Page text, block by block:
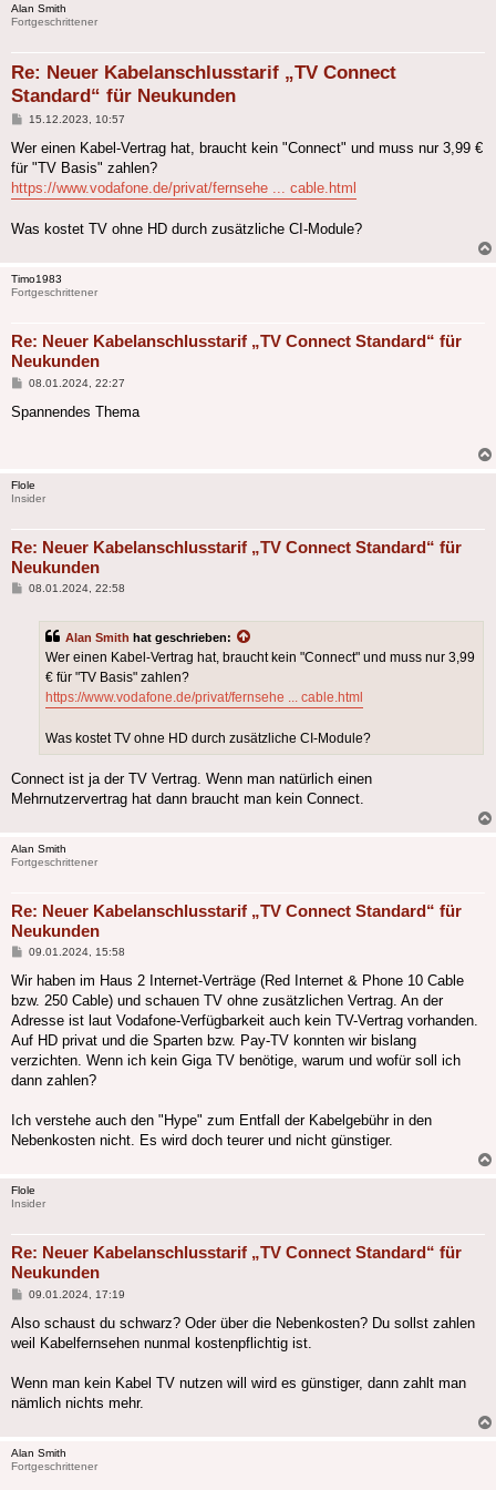
Alan Smith
Fortgeschrittener
Re: Neuer Kabelanschlusstarif „TV Connect
Standard“ für Neukunden
Beitrag
15.12.2023, 10:57
Wer einen Kabel-Vertrag hat, braucht kein "Connect" und muss nur 3,99 €
für "TV Basis" zahlen?
https://www.vodafone.de/privat/fernsehe ... cable.html
Was kostet TV ohne HD durch zusätzliche CI-Module?
Timo1983
Fortgeschrittener
Re: Neuer Kabelanschlusstarif „TV Connect Standard“ für
Neukunden
Beitrag
08.01.2024, 22:27
Spannendes Thema
Flole
Insider
Re: Neuer Kabelanschlusstarif „TV Connect Standard“ für
Neukunden
Beitrag
08.01.2024, 22:58
Alan Smith hat geschrieben:
Wer einen Kabel-Vertrag hat, braucht kein "Connect" und muss nur 3,99
€ für "TV Basis" zahlen?
https://www.vodafone.de/privat/fernsehe ... cable.html
Was kostet TV ohne HD durch zusätzliche CI-Module?
Connect ist ja der TV Vertrag. Wenn man natürlich einen
Mehrnutzervertrag hat dann braucht man kein Connect.
Alan Smith
Fortgeschrittener
Re: Neuer Kabelanschlusstarif „TV Connect Standard“ für
Neukunden
Beitrag
09.01.2024, 15:58
Wir haben im Haus 2 Internet-Verträge (Red Internet & Phone 10 Cable
bzw. 250 Cable) und schauen TV ohne zusätzlichen Vertrag. An der
Adresse ist laut Vodafone-Verfügbarkeit auch kein TV-Vertrag vorhanden.
Auf HD privat und die Sparten bzw. Pay-TV konnten wir bislang
verzichten. Wenn ich kein Giga TV benötige, warum und wofür soll ich
dann zahlen?
Ich verstehe auch den "Hype" zum Entfall der Kabelgebühr in den
Nebenkosten nicht. Es wird doch teurer und nicht günstiger.
Flole
Insider
Re: Neuer Kabelanschlusstarif „TV Connect Standard“ für
Neukunden
Beitrag
09.01.2024, 17:19
Also schaust du schwarz? Oder über die Nebenkosten? Du sollst zahlen
weil Kabelfernsehen nunmal kostenpflichtig ist.
Wenn man kein Kabel TV nutzen will wird es günstiger, dann zahlt man
nämlich nichts mehr.
Alan Smith
Fortgeschrittener